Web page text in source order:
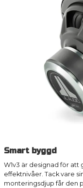
Smart byggd
W1v3 är designad för att
effektnivåer. Tack vare
monteringsdjup får den